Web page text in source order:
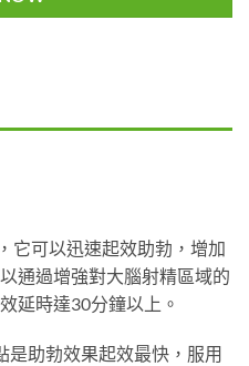
它可以迅速起效助勃，增加
通過增強對大腦射精區域的
延時達30分鐘以上。
是助勃效果起效最快，服用